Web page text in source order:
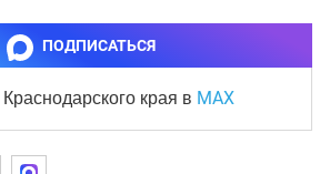
ПОДПИСАТЬСЯ
края в MAX